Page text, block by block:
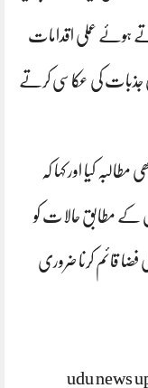
ہوئے عملی اقدامات
جذبات کی عکاسی کرتے
کیا اور کہا کہ
کے مطابق حالات کو
قائم کرنا ضروری
udu news